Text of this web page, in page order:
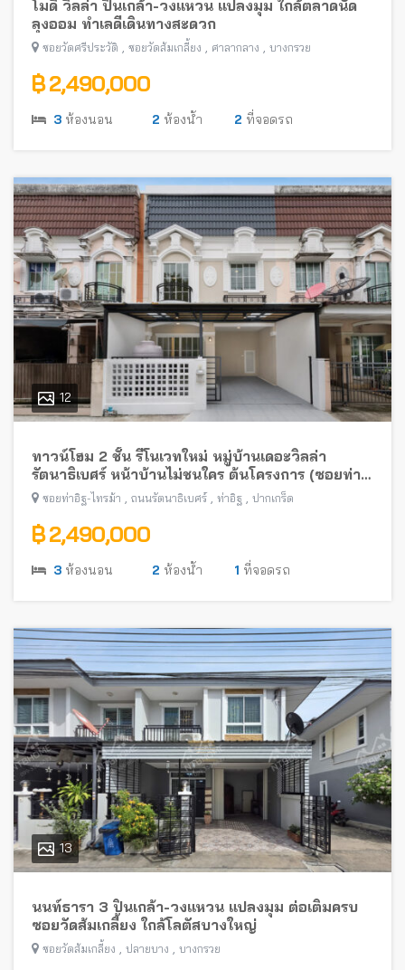
โมดิ วิลล่า ปิ่นเกล้า-วงแหวน แปลงมุม ใกล้ตลาดนัด
ลุงออม ทำเลดีเดินทางสะดวก
ซอยวัดศรีประวัติ , ซอยวัดส้มเกลี้ยง , ศาลากลาง , บางกรวย
฿ 2,490,000
3 ห้องนอน 2 ห้องน้ำ 2 ที่จอดรถ
12
ทาวน์โฮม 2 ชั้น รีโนเวทใหม่ หมู่บ้านเดอะวิลล่า
รัตนาธิเบศร์ หน้าบ้านไม่ชนใคร ต้นโครงการ (ซอยท่า
อิฐ-ไทรม้า) พร้อมอยู่ ใกล้รถไฟฟ้าสายสีม่วง
ซอยท่าอิฐ-ไทรม้า , ถนนรัตนาธิเบศร์ , ท่าอิฐ , ปากเกร็ด
฿ 2,490,000
3 ห้องนอน 2 ห้องน้ำ 1 ที่จอดรถ
13
นนท์ธารา 3 ปิ่นเกล้า-วงแหวน แปลงมุม ต่อเติมครบ
ซอยวัดส้มเกลี้ยง ใกล้โลตัสบางใหญ่
ซอยวัดส้มเกลี้ยง , ปลายบาง , บางกรวย